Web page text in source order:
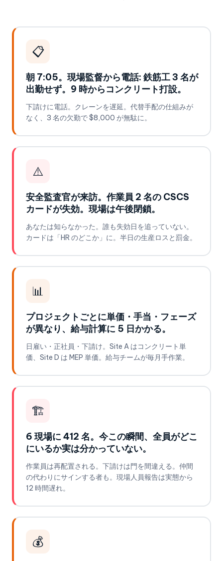
📋
朝 7:05。現場監督から電話: 鉄筋工 3 名が
出勤せず。9 時からコンクリート打設。
下請けに電話。クレーンを遅延。代替手配の仕組みが
なく、3 名の欠勤で $8,000 が無駄に。
⚠️
安全監査官が来訪。作業員 2 名の CSCS
カードが失効。現場は午後閉鎖。
あなたは知らなかった。誰も失効日を追っていない。
カードは「HR のどこか」に。半日の生産ロスと罰金。
📊
プロジェクトごとに単価・手当・フェーズ
が異なり、給与計算に 5 日かかる。
日雇い・正社員・下請け。Site A はコンクリート単
価、Site D は MEP 単価。給与チームが毎月手作業。
🏗️
6 現場に 412 名。今この瞬間、全員がどこ
にいるか実は分かっていない。
作業員は再配置される。下請けは門を間違える。仲間
の代わりにサインする者も。現場人員報告は実態から
12 時間遅れ。
💰